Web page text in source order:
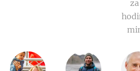
za